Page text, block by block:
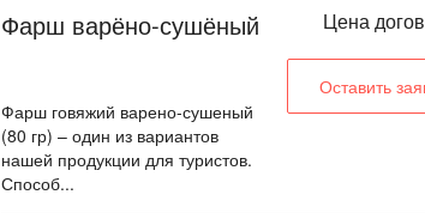
Фарш варёно-сушёный
Фарш говяжий варено-сушеный
(80 гр) – один из вариантов
нашей продукции для туристов.
Способ...
Цена
Оставить